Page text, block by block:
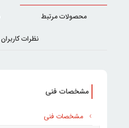
محصولات مرتبط
نظرات کاربران
مشخصات فنی
مشخصات فنی